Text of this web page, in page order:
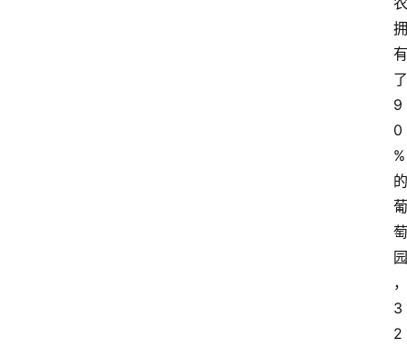
拥
有
了
9
0
%
的
葡
萄
园
，
3
2